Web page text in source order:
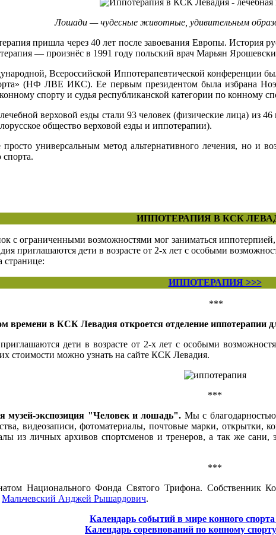
Лошади — чудесные животные, удивительным
пришла через 40 лет после завоевания Европы. История
— произнёс в 1991 году польский врач Марьян
Всероссийской Иппотерапевтической конференции
(НФ ЛВЕ ИКС). Ее первым президентом была избрана
спорту и судья республиканской категории по конному
верховой езды стали 93 человек (физические лица) из
общество верховой езды и иппотерапии).
просто универсальным метод альтернативного лечения, но
ИППОТЕРАПИЯ В КСК
с ограниченными возможностями мог заниматься
приглашаются дети в возрасте от 2-х лет с особыми
странице:
ИППОТЕРАПИЯ >>>
***
времени в КСК Левадия откроется отделение иппотерапии
дети в возрасте от 2-х лет с особыми
стоимости можно узнать на сайте КСК Левадия.
***
музей-экспозиция "Человек и лошадь". Мы с
видеозаписи, фотоматериалы, почтовые марки,
из личных архивов спортсменов и тренеров, а так же
***
Национального Фонда Святого Трифона. Собственник
Мальчевский Анджей Рышардович.
Календарь событий в мире конного спорта
Календарь соревнований по конному